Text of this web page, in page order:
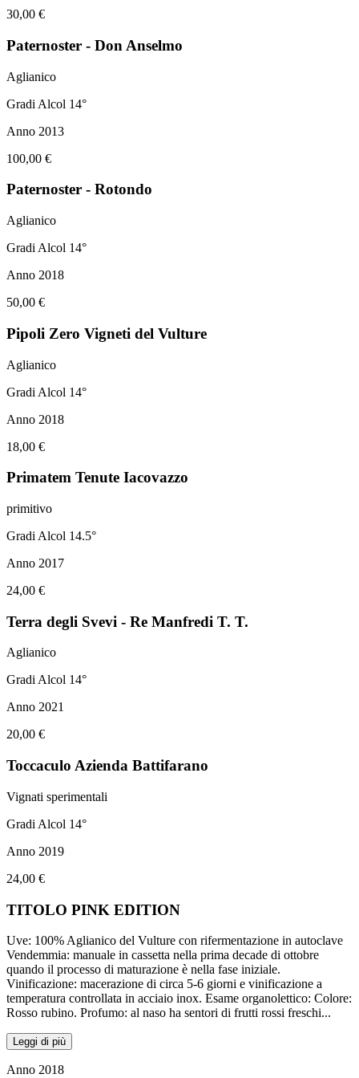
30,00 €
Paternoster - Don Anselmo
Aglianico
Gradi Alcol 14°
Anno 2013
100,00 €
Paternoster - Rotondo
Aglianico
Gradi Alcol 14°
Anno 2018
50,00 €
Pipoli Zero Vigneti del Vulture
Aglianico
Gradi Alcol 14°
Anno 2018
18,00 €
Primatem Tenute Iacovazzo
primitivo
Gradi Alcol 14.5°
Anno 2017
24,00 €
Terra degli Svevi - Re Manfredi T. T.
Aglianico
Gradi Alcol 14°
Anno 2021
20,00 €
Toccaculo Azienda Battifarano
Vignati sperimentali
Gradi Alcol 14°
Anno 2019
24,00 €
TITOLO PINK EDITION
Uve: 100% Aglianico del Vulture con rifermentazione in autoclave
Vendemmia: manuale in cassetta nella prima decade di ottobre
quando il processo di maturazione è nella fase iniziale.
Vinificazione: macerazione di circa 5-6 giorni e vinificazione a
temperatura controllata in acciaio inox. Esame organolettico: Colore:
Rosso rubino. Profumo: al naso ha sentori di frutti rossi freschi...
Leggi di più
Anno 2018